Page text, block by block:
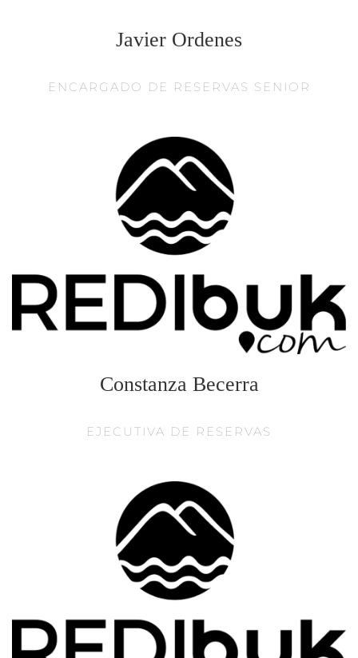
Javier Ordenes
ENCARGADO DE RESERVAS SENIOR
Constanza Becerra
EJECUTIVA DE RESERVAS